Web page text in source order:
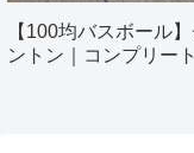
【100均バスボール
ントン｜コンプリート